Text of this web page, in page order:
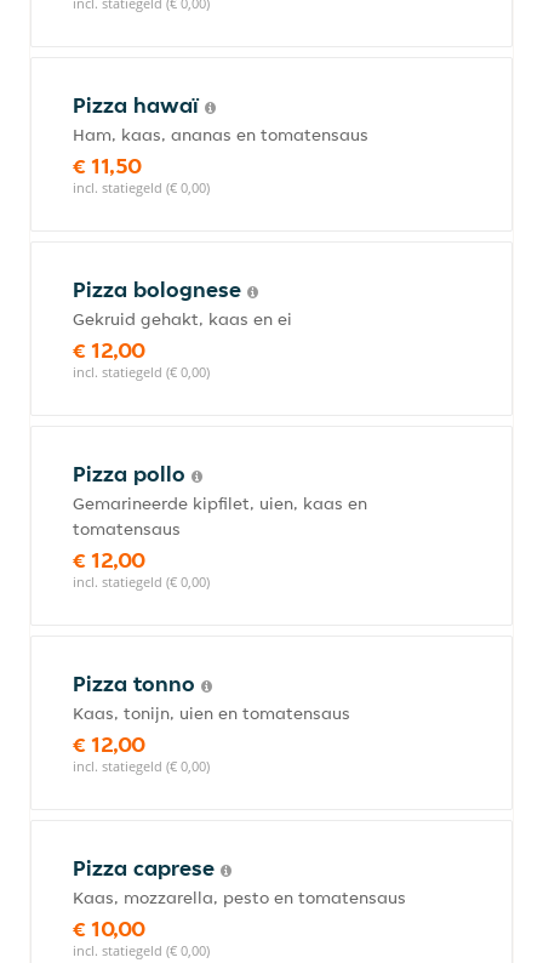
Pizza hawaï
Ham, kaas, ananas en tomatensaus
€ 11,50
incl. statiegeld (€ 0,00)
Pizza bolognese
Gekruid gehakt, kaas en ei
€ 12,00
incl. statiegeld (€ 0,00)
Pizza pollo
Gemarineerde kipfilet, uien, kaas en
tomatensaus
€ 12,00
incl. statiegeld (€ 0,00)
Pizza tonno
Kaas, tonijn, uien en tomatensaus
€ 12,00
incl. statiegeld (€ 0,00)
Pizza caprese
Kaas, mozzarella, pesto en tomatensaus
€ 10,00
incl. statiegeld (€ 0,00)